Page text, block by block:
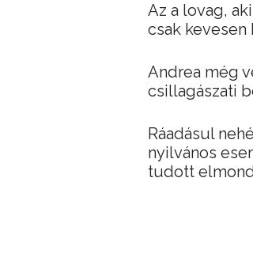
Az a lovag,
csak kevesen
Andrea még
csillagászati
Ráadásul
nyilvános
tudott